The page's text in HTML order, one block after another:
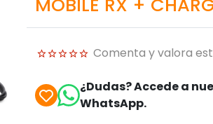
Comenta y valora
¿Dudas? Accede a
WhatsApp.